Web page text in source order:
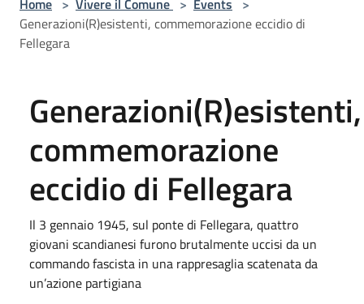
Generazioni(R)esistenti, commemorazione eccidio di
Fellegara
Generazioni(R)esistenti,
commemorazione
eccidio di Fellegara
Il 3 gennaio 1945, sul ponte di Fellegara, quattro
giovani scandianesi furono brutalmente uccisi da un
commando fascista in una rappresaglia scatenata da
un’azione partigiana